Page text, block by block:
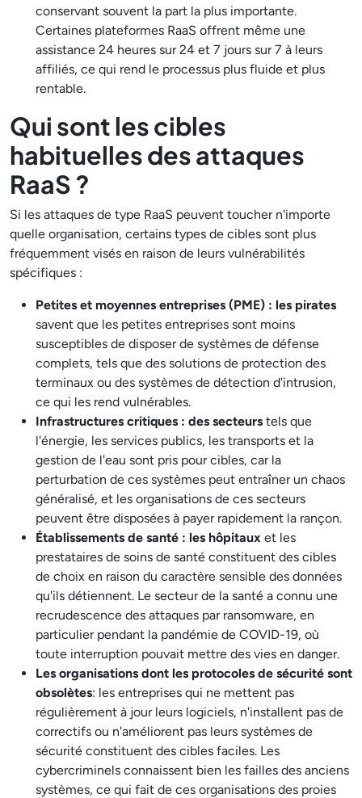
conservant souvent la part la plus importante.
Certaines plateformes RaaS offrent même une
assistance 24 heures sur 24 et 7 jours sur 7 à leurs
affiliés, ce qui rend le processus plus fluide et plus
rentable.
Qui sont les cibles
habituelles des attaques
RaaS ?
Si les attaques de type RaaS peuvent toucher n'importe
quelle organisation, certains types de cibles sont plus
fréquemment visés en raison de leurs vulnérabilités
spécifiques :
Petites et moyennes entreprises (PME) : les pirates
savent que les petites entreprises sont moins
susceptibles de disposer de systèmes de défense
complets, tels que des solutions de protection des
terminaux ou des systèmes de détection d'intrusion,
ce qui les rend vulnérables.
Infrastructures critiques : des secteurs tels que
l'énergie, les services publics, les transports et la
gestion de l'eau sont pris pour cibles, car la
perturbation de ces systèmes peut entraîner un chaos
généralisé, et les organisations de ces secteurs
peuvent être disposées à payer rapidement la rançon.
Établissements de santé : les hôpitaux et les
prestataires de soins de santé constituent des cibles
de choix en raison du caractère sensible des données
qu'ils détiennent. Le secteur de la santé a connu une
recrudescence des attaques par ransomware, en
particulier pendant la pandémie de COVID-19, où
toute interruption pouvait mettre des vies en danger.
Les organisations dont les protocoles de sécurité sont
obsolètes: les entreprises qui ne mettent pas
régulièrement à jour leurs logiciels, n'installent pas de
correctifs ou n'améliorent pas leurs systèmes de
sécurité constituent des cibles faciles. Les
cybercriminels connaissent bien les failles des anciens
systèmes, ce qui fait de ces organisations des proies